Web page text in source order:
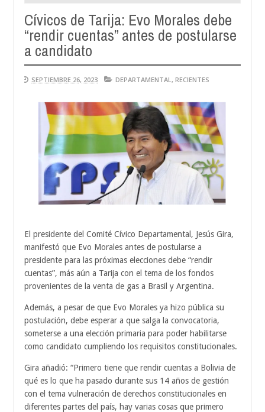
Aug
20260
a 12 ministerios y concentra competencias estratégicas
Cívicos de Tarija: Evo Morales debe
“rendir cuentas” antes de postularse
a candidato
SEPTIEMBRE 26, 2023 DEPARTAMENTAL , RECIENTES
El presidente del Comité Cívico Departamental, Jesús Gira,
manifestó que Evo Morales antes de postularse a
presidente para las próximas elecciones debe “rendir
cuentas”, más aún a Tarija con el tema de los fondos
provenientes de la venta de gas a Brasil y Argentina.
Además, a pesar de que Evo Morales ya hizo pública su
postulación, debe esperar a que salga la convocatoria,
someterse a una elección primaria para poder habilitarse
como candidato cumpliendo los requisitos constitucionales.
Gira añadió: “Primero tiene que rendir cuentas a Bolivia de
qué es lo que ha pasado durante sus 14 años de gestión
con el tema vulneración de derechos constitucionales en
diferentes partes del país, hay varias cosas que primero